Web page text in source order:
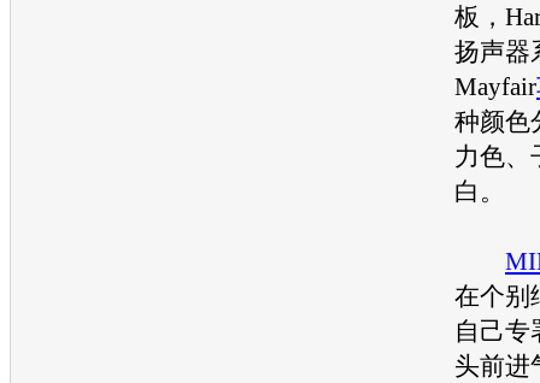
板，
扬声器
Mayfair
种颜色
力色、
白。
在个别
自己专
头前进